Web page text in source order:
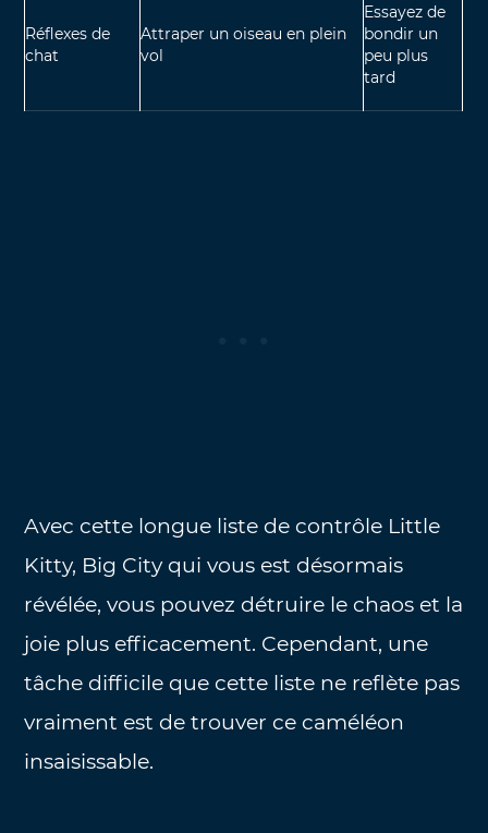
Réflexes de
chat
Attraper un oiseau en plein
vol
Essayez de
bondir un
peu plus
tard
Avec cette longue liste de contrôle Little
Kitty, Big City qui vous est désormais
révélée, vous pouvez détruire le chaos et la
joie plus efficacement. Cependant, une
tâche difficile que cette liste ne reflète pas
vraiment est de trouver ce caméléon
insaisissable.